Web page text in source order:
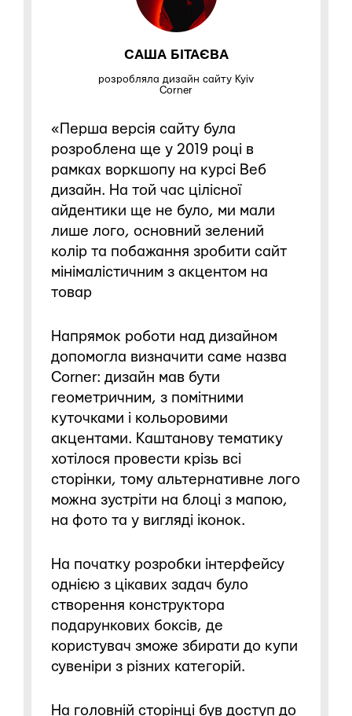
САША БІТАЄВА
розробляла дизайн сайту Kyiv
Corner
«Перша версія сайту була
розроблена ще у 2019 році в
рамках воркшопу на курсі Веб
дизайн. На той час цілісної
айдентики ще не було, ми мали
лише лого, основний зелений
колір та побажання зробити сайт
мінімалістичним з акцентом на
товар
Напрямок роботи над дизайном
допомогла визначити саме назва
Corner: дизайн мав бути
геометричним, з помітними
куточками і кольоровими
акцентами. Каштанову тематику
хотілося провести крізь всі
сторінки, тому альтернативне лого
можна зустріти на блоці з мапою,
на фото та у вигляді іконок.
На початку розробки інтерфейсу
однією з цікавих задач було
створення конструктора
подарункових боксів, де
користувач зможе збирати до купи
сувеніри з різних категорій.
На головній сторінці був доступ до